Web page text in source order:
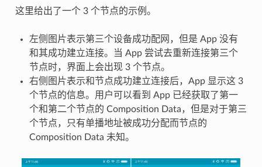
这里给出了一个 3 个节点的示例。
左侧图片表示第三个设备成功配网，但是 App 没有
和其成功建立连接。当 App 尝试去重新连接第三个
节点时，界面上会出现 3 个节点。
右侧图片表示和节点成功建立连接后，App 显示这 3
个节点的信息。用户可以看到 App 已经获取了第一
个和第二个节点的 Composition Data，但是对于第三
个节点，只有单播地址被成功分配而节点的
Composition Data 未知。